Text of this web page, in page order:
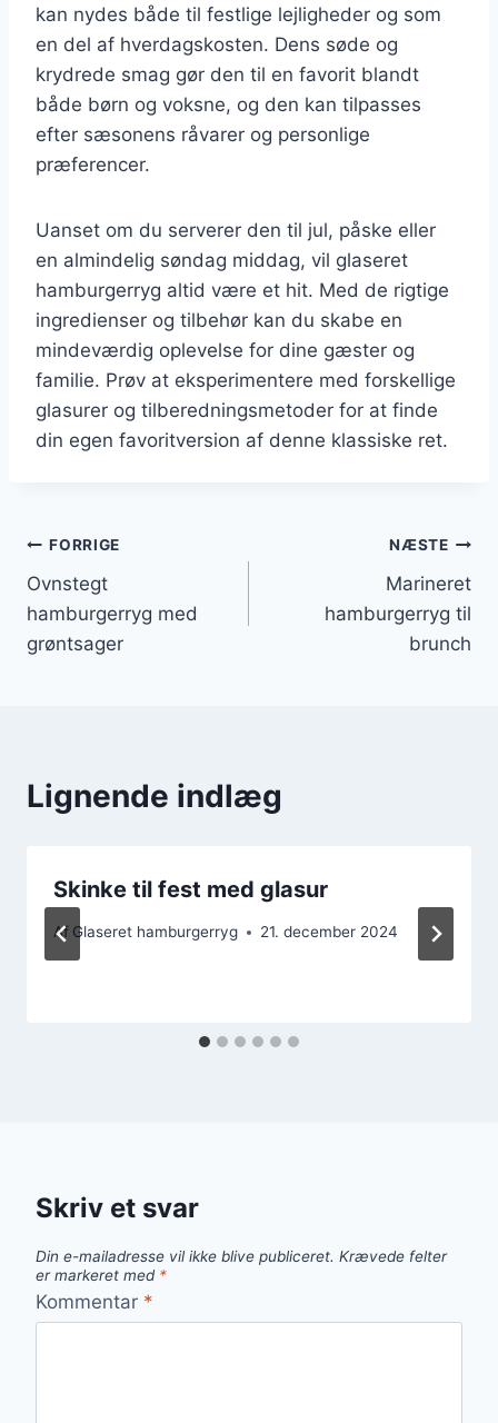
kan nydes både til festlige lejligheder og som
en del af hverdagskosten. Dens søde og
krydrede smag gør den til en favorit blandt
både børn og voksne, og den kan tilpasses
efter sæsonens råvarer og personlige
præferencer.
Uanset om du serverer den til jul, påske eller
en almindelig søndag middag, vil glaseret
hamburgerryg altid være et hit. Med de rigtige
ingredienser og tilbehør kan du skabe en
mindeværdig oplevelse for dine gæster og
familie. Prøv at eksperimentere med forskellige
glasurer og tilberedningsmetoder for at finde
din egen favoritversion af denne klassiske ret.
Indlægsnavigation
FORRIGE
Ovnstegt
hamburgerryg med
grøntsager
NÆSTE
Marineret
hamburgerryg til
brunch
Lignende indlæg
Skinke til fest med glasur
Af Glaseret hamburgerryg 21. december 2024
Skriv et svar
Din e-mailadresse vil ikke blive publiceret. Krævede felter
er markeret med *
Kommentar *